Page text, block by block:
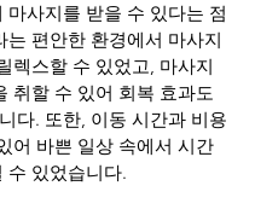
마사지를 받을 수 있다는 점
는 편안한 환경에서 마사지
렉스할 수 있었고, 마사지
취할 수 있어 회복 효과도
다. 또한, 이동 시간과 비용
어 바쁜 일상 속에서 시간
수 있었습니다.